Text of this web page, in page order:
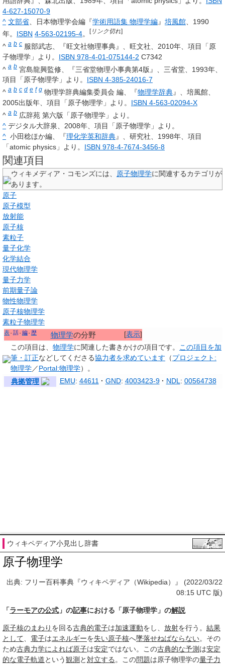
4-627-15070-9
^ 文部省 、日本物理学会編『学術用語集 物理学編』 培風館 、1990
年。 ISBN 4-563-02195-4。 [リンク切れ]
^ a b c 服部武志、『旺文社物理事典』、旺文社、2010年、項目「原
子物理学」より。 ISBN 978-4-01-075144-2 C7342
^ a b 宮島龍興監修、『三省堂物理小事典第4版』、三省堂、1993年、
項目「原子物理学」より。 ISBN 4-385-24016-7
^ a b c d e f g 物理学辞典編集委員会 編、『物理学辞典』、培風館、
2005出版年、項目「原子物理学」より。 ISBN 4-563-02094-X
^ a b 広辞苑 第六版「原子物理学」より。
^ デジタル大辞泉、2008年、項目「原子物理学」より。
^ 小田稔ほか編、『理化学英和辞典』、研究社、1998年、項目
「atomic physics」より。 ISBN 978-4-7674-3456-8
関連項目
ウィキメディア・コモンズには、 原子物理学に関連するカテゴリが
あります。
原子
原子模型
放射能
原子核
素粒子
量子化学
化学結合
現代物理学
量子力学
前期量子論
物性物理学
原子核物理学
素粒子物理学
[表示]
表 話 編 歴 物理学の分野
この項目は、 物理学に関連した書きかけの項目 です。
この項目を加
筆・訂正などしてくださる協力者を求めています （プロジェクト:
物理学／Portal:物理学）。
典拠管理
EMU: 44611 GND: 4003423-9 NDL : 00564738
ウィキペディア小見出し辞書
原子物理学
出典: フリー百科事典『ウィキペディア（Wikipedia）』 (2022/03/22
08:15 UTC 版)
「ラーモアの公式 」の記事における「原子物理学」の解説
原子核のまわり を回る古典的電子は加速運動をし、 放射を行う。 結果
として
電子はエネルギーを失い原子核へ墜落せねばならない。その
ため古典力学によれば原子は安定ではない。この古典的な予測 は安定
的な電子軌道という観測 と対立する 。この問題は原子物理学の量子力